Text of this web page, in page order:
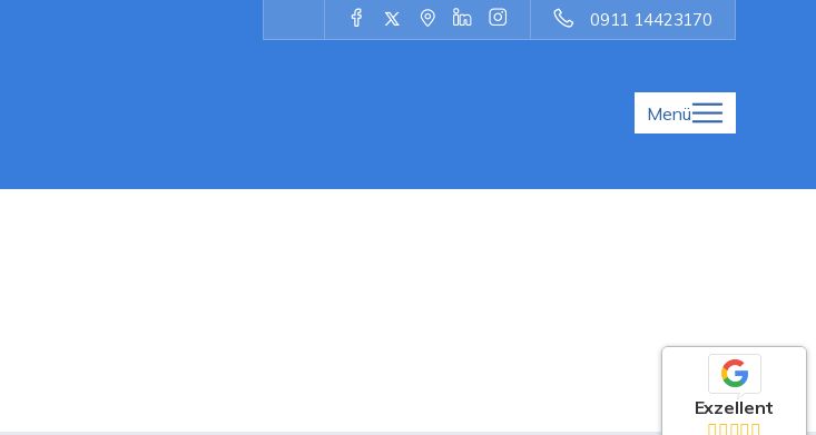
0911 14423170
Menü
Exzellent